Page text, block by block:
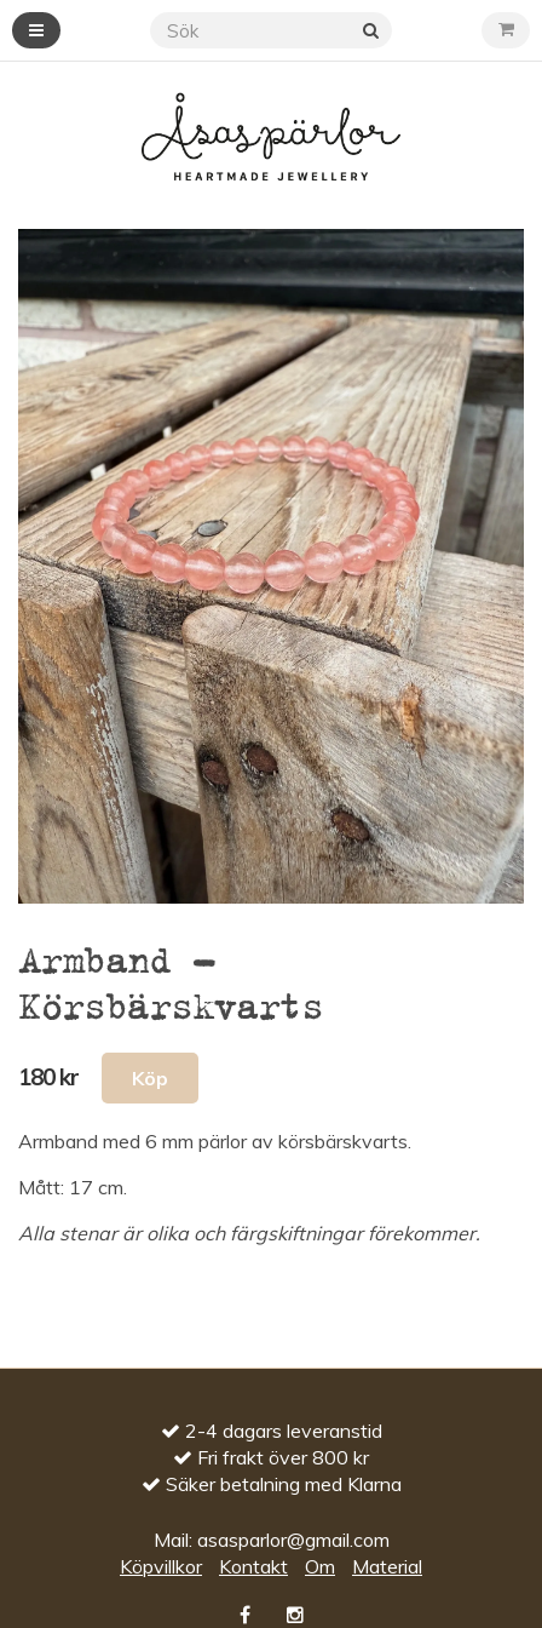
Armband –
Körsbärskvarts
180 kr
Armband med 6 mm pärlor av körsbärskvarts.
Mått: 17 cm.
Alla stenar är olika och färgskiftningar förekommer.
2-4 dagars leveranstid
Fri frakt över 800 kr
Säker betalning med Klarna
Mail: asasparlor@gmail.com
Köpvillkor
Kontakt Om Material